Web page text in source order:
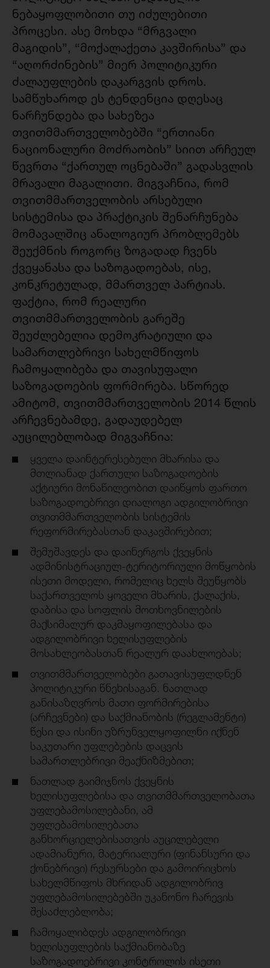
ნებაყოფლობითი თუ იძულებითი
პროცესი. ასე მოხდა “მრგვალი
მაგიდის”, “მოქალაქეთა კავშირისა” და
“აღორძინების” მიერ პოლიტიკური
ძალაუფლების დაკარგვის დროს.
სამწუხაროდ ეს ტენდენცია დღესაც
ნარჩუნდება და სახეზეა
თვითმმართველობებში “ერთიანი
ნაციონალური მოძრაობის” სიით არჩეულ
წევრთა “ქართულ ოცნებაში” გადასვლის
მრავალი მაგალითი. მიგვაჩნია, რომ
თვითმმართველობის არსებული
სისტემისა და პრაქტიკის შენარჩუნება
მომავალშიც ანალოგიურ პრობლემებს
შეუქმნის როგორც ზოგადად ჩვენს
ქვეყანასა და საზოგადოებას, ისე,
კონკრეტულად, მმართველ პარტიას.
ფაქტია, რომ რეალური
თვითმმართველობის გარეშე
შეუძლებელია დემოკრატიული და
სამართლებრივი სახელმწიფოს
ჩამოყალიბება და თავისუფალი
საზოგადოების ფორმირება. სწორედ
ამიტომ, თვითმმართველობის 2014 წლის
არჩევნებამდე, გადაუდებელ
აუცილებლობად მიგვაჩნია:
ყველა დაინტერესებული მხარისა და
მთლიანად ქართული საზოგადოების
აქტიური მონაწილეობით დაიწყოს ფართო
საზოგადოებრივი დიალოგი ადგილობრივი
თვითმმართველობის სისტემის
რეფორმირებასთან დაკავშირებით;
შემუშავდეს და დაინერგოს ქვეყნის
ადმინისტრაციულ-ტერიტორიული მოწყობის
ისეთი მოდელი, რომელიც ხელს შეუწყობს
საქართველოს ყოველი მხარის, ქალაქის,
დაბისა და სოფლის მოთხოვნილების
მაქსიმალურ დაკმაყოფილებასა და
ადგილობრივი ხელისუფლების
მოსახლეობასთან რეალურ დაახლოებას;
თვითმმართველობები გათავისუფლდნენ
პოლიტიკური წნეხისაგან. ნათლად
განისაზღვროს მათი ფორმირებისა
(არჩევნები) და საქმიანობის (რეგლამენტი)
წესი და ისინი უზრუნველყოფილნი იქნენ
საკუთარი უფლებების დაცვის
სამართლებრივი მეაქნიზმებით;
ნათლად გაიმიჯნოს ქვეყნის
ხელისუფლებისა და თვითმმართველობათა
უფლებამოსილებანი, ამ
უფლებამოსილებათა
განხორციელებისათვის აუცილებელი
ადამიანური, მატერიალური (ფინანსური და
ქონებრივი) რესურსები და გამოირიცხოს
სახელმწიფოს მხრიდან ადგილობრივ
უფლებამოსილებებში უკანონო ჩარევის
შესაძლებლობა;
ჩამოყალიბდეს ადგილობრივი
ხელისუფლების საქმიანობაზე
საზოგადოებრივი კონტროლის ისეთი